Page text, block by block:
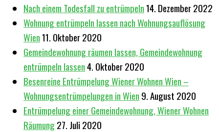
Nach einem Todesfall zu entrümpeln14. Dezember 2022
Wohnung entrümpeln lassen nach Wohnungsauflösung
Wien11. Oktober 2020
Gemeindewohnung räumen lassen, Gemeindewohnung
entrümpeln lassen4. Oktober 2020
Besenreine Entrümpelung Wiener Wohnen Wien –
Wohnungsentrümpelungen in Wien 9. August 2020
Entrümpelung einer Gemeindewohnung, Wiener Wohnen
Räumung27. Juli 2020